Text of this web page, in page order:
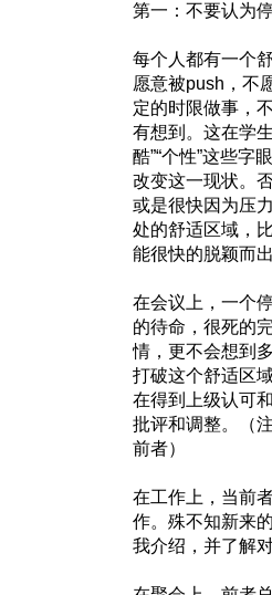
第一：不要认为
每个人都有一个
愿意被push，不
定的时限做事，
有想到。这在学
酷”“个性”这些字
改变这一现状。
或是很快因为压
处的舒适区域，
能很快的脱颖而出
在会议上，一个
的待命，很死的
情，更不会想到
打破这个舒适区
在得到上级认可
批评和调整。（
前者）
在工作上，当前
作。殊不知新来
我介绍，并了解